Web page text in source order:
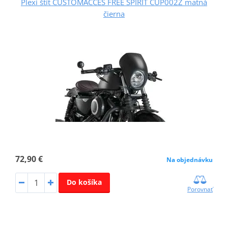
čierna
72,90 € Na objednávku
Do košíka
Porovnať